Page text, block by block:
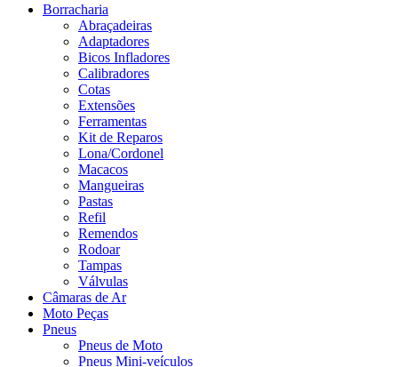
Borracharia
Abraçadeiras
Adaptadores
Bicos Infladores
Calibradores
Cotas
Extensões
Ferramentas
Kit de Reparos
Lona/Cordonel
Macacos
Mangueiras
Pastas
Refil
Remendos
Rodoar
Tampas
Válvulas
Câmaras de Ar
Moto Peças
Pneus
Pneus de Moto
Pneus Mini-veículos